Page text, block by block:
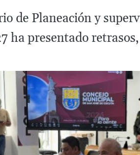
de Planeación y
ha presentado